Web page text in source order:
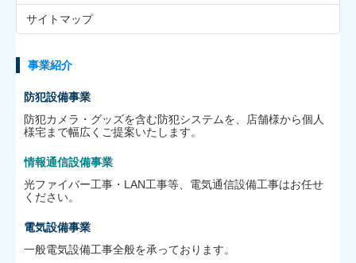
サイトマップ
事業紹介
防犯設備事業
防犯カメラ・グッズを含む防犯システムを、店舗様から個人
様宅まで幅広くご提案いたします。
情報通信設備事業
光ファイバー工事・LAN工事等、電気通信設備工事はお任せ
ください。
電気設備事業
一般電気設備工事全般を承っております。